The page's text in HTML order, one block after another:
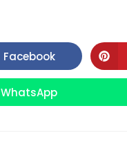
Opens
in
a
new
window
Facebook
Opens
in
WhatsApp